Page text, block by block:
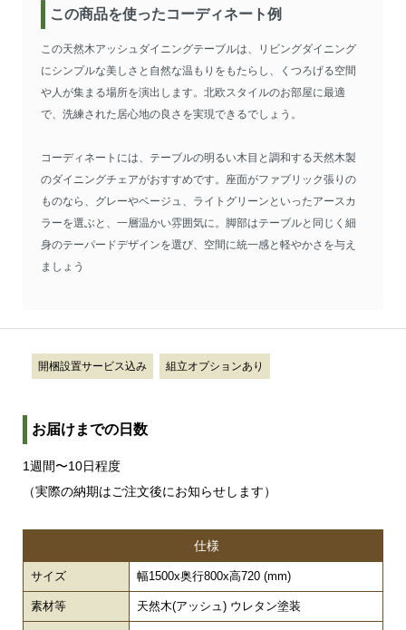
この商品を使ったコーディネート例
この天然木アッシュダイニングテーブルは、リビングダイニング
にシンプルな美しさと自然な温もりをもたらし、くつろげる空間
や人が集まる場所を演出します。北欧スタイルのお部屋に最適
で、洗練された居心地の良さを実現できるでしょう。
コーディネートには、テーブルの明るい木目と調和する天然木製
のダイニングチェアがおすすめです。座面がファブリック張りの
ものなら、グレーやベージュ、ライトグリーンといったアースカ
ラーを選ぶと、一層温かい雰囲気に。脚部はテーブルと同じく細
身のテーパードデザインを選び、空間に統一感と軽やかさを与え
ましょう
開梱設置サービス込み 組立オプションあり
お届けまでの日数
1週間〜10日程度
（実際の納期はご注文後にお知らせします）
仕様
サイズ 幅1500x奥行800x高720 (mm)
素材等 天然木(アッシュ) ウレタン塗装